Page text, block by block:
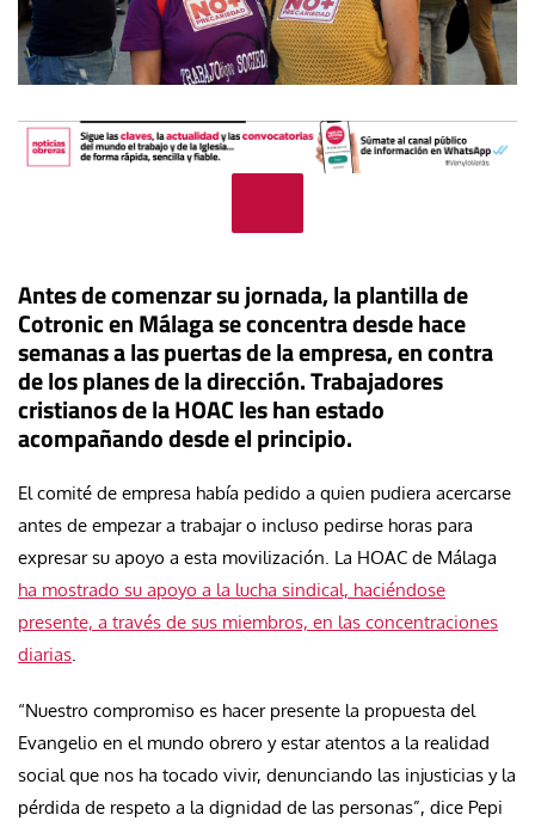
Antes de comenzar su jornada, la plantilla de
Cotronic en Málaga se concentra desde hace
semanas a las puertas de la empresa, en contra
de los planes de la dirección. Trabajadores
cristianos de la HOAC les han estado
acompañando desde el principio.
El comité de empresa había pedido a quien pudiera acercarse
antes de empezar a trabajar o incluso pedirse horas para
expresar su apoyo a esta movilización. La HOAC de Málaga
ha mostrado su apoyo a la lucha sindical, haciéndose
presente, a través de sus miembros, en las concentraciones
diarias.
“Nuestro compromiso es hacer presente la propuesta del
Evangelio en el mundo obrero y estar atentos a la realidad
social que nos ha tocado vivir, denunciando las injusticias y la
pérdida de respeto a la dignidad de las personas”, dice Pepi